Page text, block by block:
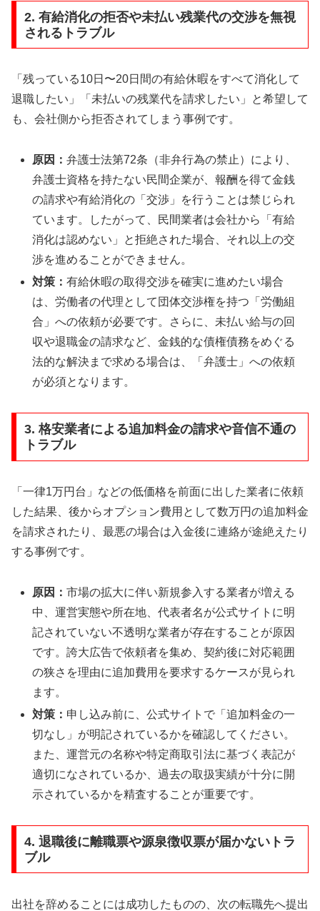
2. 有給消化の拒否や未払い残業代の交渉を無視
されるトラブル
「残っている10日〜20日間の有給休暇をすべて消化して
退職したい」「未払いの残業代を請求したい」と希望して
も、会社側から拒否されてしまう事例です。
原因：弁護士法第72条（非弁行為の禁止）により、
弁護士資格を持たない民間企業が、報酬を得て金銭
の請求や有給消化の「交渉」を行うことは禁じられ
ています。したがって、民間業者は会社から「有給
消化は認めない」と拒絶された場合、それ以上の交
渉を進めることができません。
対策：有給休暇の取得交渉を確実に進めたい場合
は、労働者の代理として団体交渉権を持つ「労働組
合」への依頼が必要です。さらに、未払い給与の回
収や退職金の請求など、金銭的な債権債務をめぐる
法的な解決まで求める場合は、「弁護士」への依頼
が必須となります。
3. 格安業者による追加料金の請求や音信不通の
トラブル
「一律1万円台」などの低価格を前面に出した業者に依頼
した結果、後からオプション費用として数万円の追加料金
を請求されたり、最悪の場合は入金後に連絡が途絶えたり
する事例です。
原因：市場の拡大に伴い新規参入する業者が増える
中、運営実態や所在地、代表者名が公式サイトに明
記されていない不透明な業者が存在することが原因
です。誇大広告で依頼者を集め、契約後に対応範囲
の狭さを理由に追加費用を要求するケースが見られ
ます。
対策： 申し込み前に、公式サイトで「追加料金の一
切なし」が明記されているかを確認してください。
また、運営元の名称や特定商取引法に基づく表記が
適切になされているか、過去の取扱実績が十分に開
示されているかを精査することが重要です。
4. 退職後に離職票や源泉徴収票が届かないトラ
ブル
出社を辞めることには成功したものの、次の転職先へ提出